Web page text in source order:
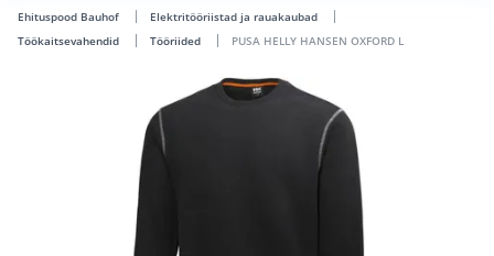
Ehituspood Bauhof
Elektritööriistad ja rauakaubad
Töökaitsevahendid
Tööriided PUSA HELLY HANSEN OXFORD L